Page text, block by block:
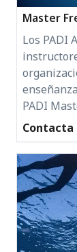
Master
Los PADI
PADI
Contacta